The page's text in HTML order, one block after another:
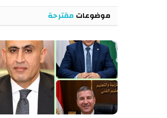
موضوعات مقترحة